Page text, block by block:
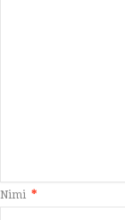
Nimi *